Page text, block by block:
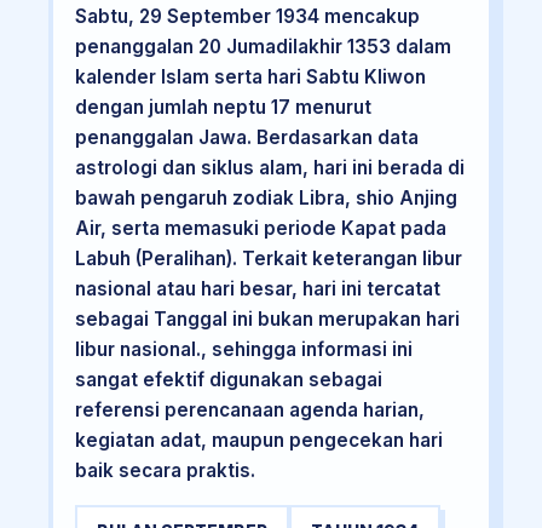
Sabtu, 29 September 1934 mencakup
penanggalan 20 Jumadilakhir 1353 dalam
kalender Islam serta hari Sabtu Kliwon
dengan jumlah neptu 17 menurut
penanggalan Jawa. Berdasarkan data
astrologi dan siklus alam, hari ini berada di
bawah pengaruh zodiak Libra, shio Anjing
Air, serta memasuki periode Kapat pada
Labuh (Peralihan). Terkait keterangan libur
nasional atau hari besar, hari ini tercatat
sebagai Tanggal ini bukan merupakan hari
libur nasional., sehingga informasi ini
sangat efektif digunakan sebagai
referensi perencanaan agenda harian,
kegiatan adat, maupun pengecekan hari
baik secara praktis.